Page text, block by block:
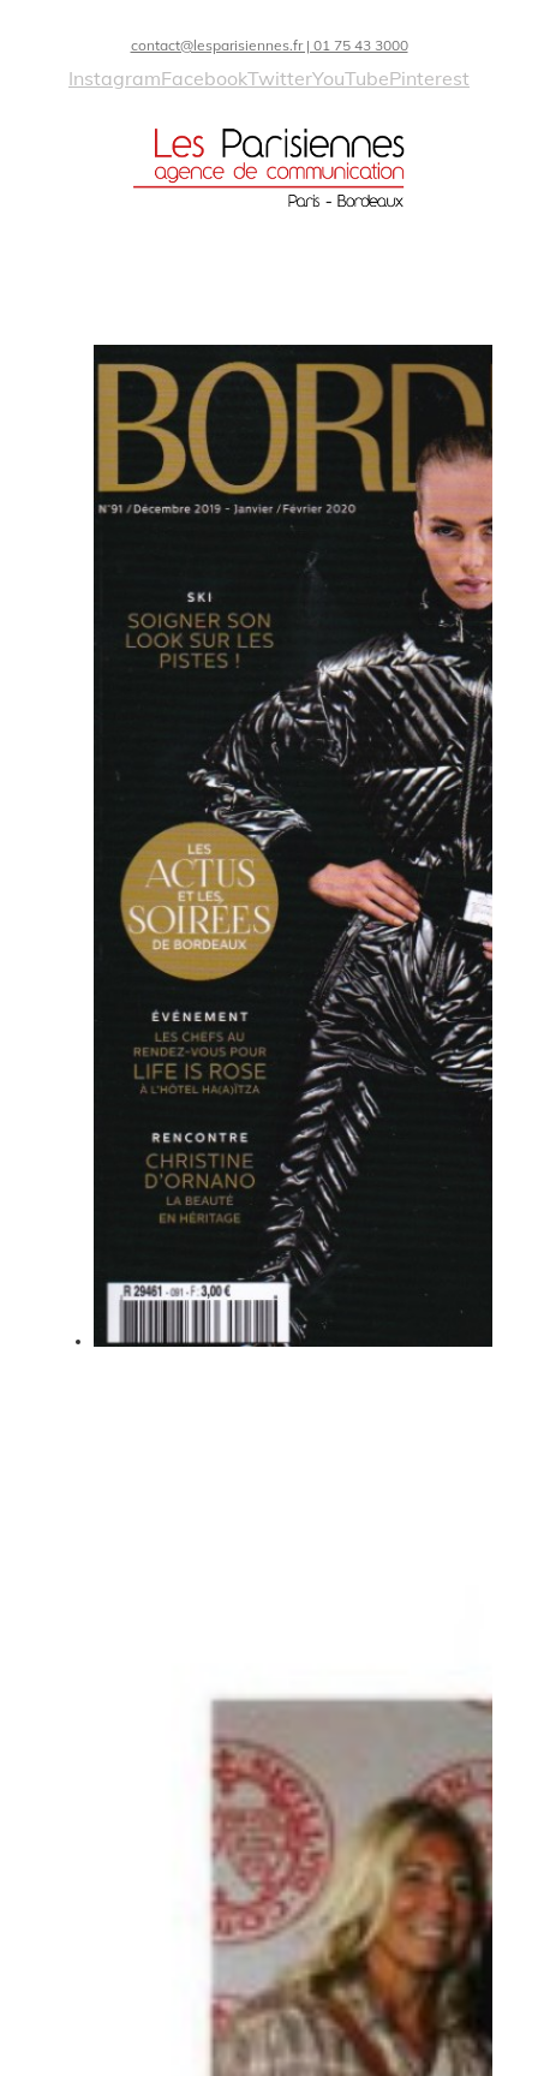
contact@lesparisiennes.fr | 01 75 43 3000
InstagramFacebookTwitterYouTubePinterest